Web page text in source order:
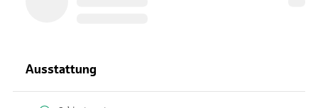
Ausstattung